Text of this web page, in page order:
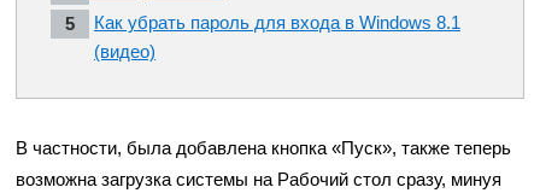
Как убрать пароль для входа в Windows 8.1
(видео)
В частности, была добавлена кнопка «Пуск», также теперь
возможна загрузка системы на Рабочий стол сразу, минуя